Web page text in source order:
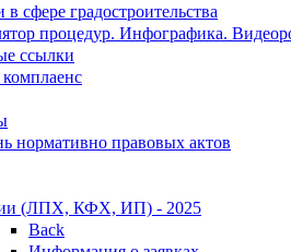
в сфере градостроительства
процедур. Инфографика.
ссылки
нормативно правовых актов
(ЛПХ, КФХ, ИП) - 2025
Back